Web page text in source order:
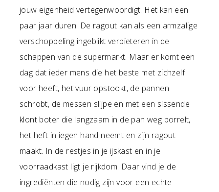
jouw eigenheid vertegenwoordigt. Het kan een
paar jaar duren. De ragout kan als een armzalige
verschoppeling ingeblikt verpieteren in de
schappen van de supermarkt. Maar er komt een
dag dat ieder mens die het beste met zichzelf
voor heeft, het vuur opstookt, de pannen
schrobt, de messen slijpe en met een sissende
klont boter die langzaam in de pan weg borrelt,
het heft in iegen hand neemt en zijn ragout
maakt. In de restjes in je ijskast en in je
voorraadkast ligt je rijkdom. Daar vind je de
ingrediënten die nodig zijn voor een echte